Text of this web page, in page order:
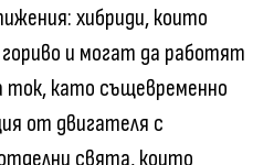
хибриди, които
и могат да работят
ток, като същевременно
от двигателя с